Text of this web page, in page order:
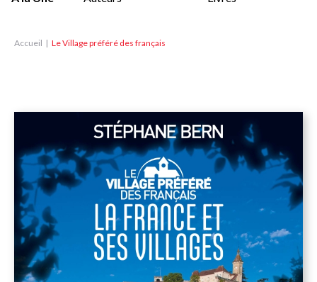
Accueil Le Village préféré des français